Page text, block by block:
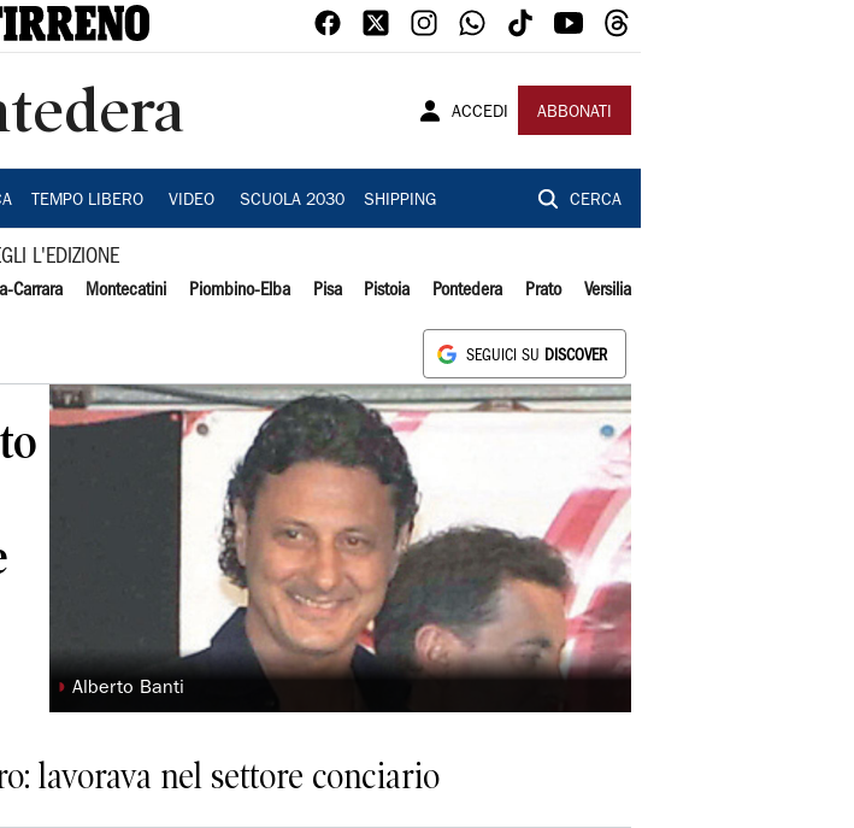
ACCEDI ABBONATI
TEMPO LIBERO VIDEO SCUOLA 2030 SHIPPING CERCA
L'EDIZIONE
Carrara Montecatini Piombino-Elba Pisa Pistoia Pontedera Prato Versilia
SEGUICI SU DISCOVER
◗ Alberto Banti
lavorava nel settore conciario